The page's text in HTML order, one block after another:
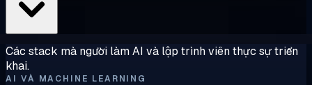
Các stack mà người làm AI và lập trình viên thực sự triển
khai.
AI VÀ MACHINE LEARNING